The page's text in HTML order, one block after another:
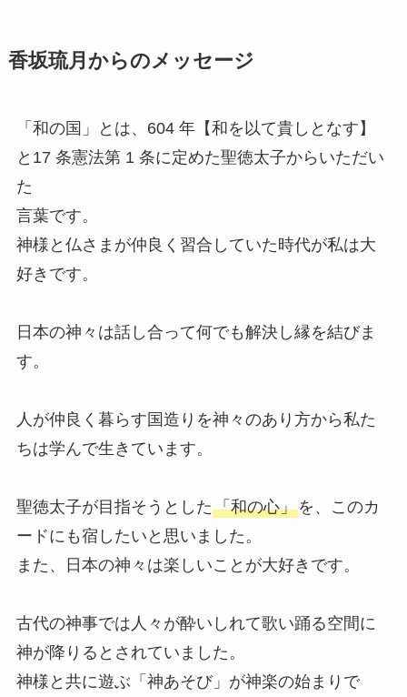
香坂琉月からのメッセージ
「和の国」とは、604 年【和を以て貴しとなす】
と17 条憲法第 1 条に定めた聖徳太子からいただい
た
言葉です。
神様と仏さまが仲良く習合していた時代が私は大
好きです。
日本の神々は話し合って何でも解決し縁を結びま
す。
人が仲良く暮らす国造りを神々のあり方から私た
ちは学んで生きています。
聖徳太子が目指そうとした「和の心」を、このカ
ードにも宿したいと思いました。
また、日本の神々は楽しいことが大好きです。
古代の神事では人々が酔いしれて歌い踊る空間に
神が降りるとされていました。
神様と共に遊ぶ「神あそび」が神楽の始まりで